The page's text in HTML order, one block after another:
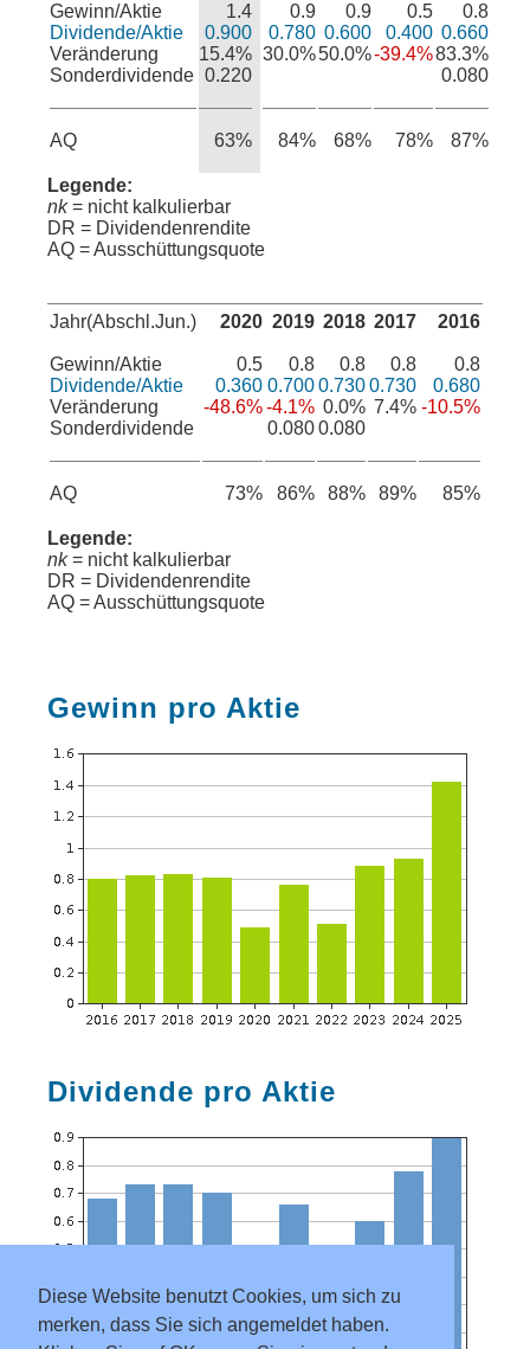
Diese Website benutzt Cookies, um sich zu
merken, dass Sie sich angemeldet haben.
Gewinn/Aktie
Dividende/Aktie
Veränderung
Sonderdividende
AQ
1.4
0.900
15.4%
0.220
63%
0.9
0.780
30.0%
84%
0.9
0.600
50.0%
68%
0.5
0.400
-39.4%
78%
0.8
0.660
83.3%
0.080
87%
Legende:
nk= nicht kalkulierbar
DR = Dividendenrendite
AQ = Ausschüttungsquote
Jahr(Abschl.Jun.)
Gewinn/Aktie
Dividende/Aktie
Veränderung
Sonderdividende
AQ
2020
0.5
0.360
-48.6%
73%
2019
0.8
0.700
-4.1%
0.080
86%
2018
0.8
0.730
0.0%
0.080
88%
2017
0.8
0.730
7.4%
89%
2016
0.8
0.680
-10.5%
85%
Legende:
nk= nicht kalkulierbar
DR = Dividendenrendite
AQ = Ausschüttungsquote
Gewinn pro Aktie
Dividende pro Aktie